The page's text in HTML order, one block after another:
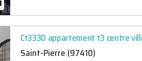
Ct3330 appartement t3 centre
Saint-Pierre (97410)